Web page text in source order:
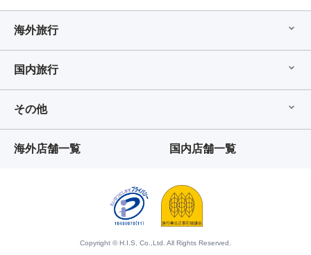
海外旅行
国内旅行
その他
海外店舗一覧 国内店舗一覧
Copyright © H.I.S. Co.,Ltd. All Rights Reserved.